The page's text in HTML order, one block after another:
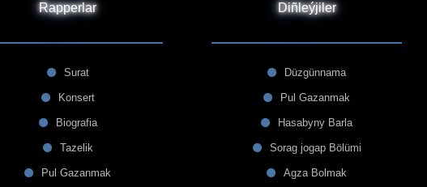
Rapperlar
Surat
Konsert
Biografia
Tazelik
Pul Gazanmak
Diñleýjiler
Düzgünnama
Pul Gazanmak
Hasabyny Barla
Sorag jogap Bölümi
Agza Bolmak